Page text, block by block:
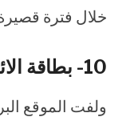
خلال فترة
10- بطاقة الائتمان وجواز السفر
ولفت الموقع